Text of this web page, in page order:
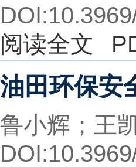
阅读全文
油田环保安
鲁小辉；王